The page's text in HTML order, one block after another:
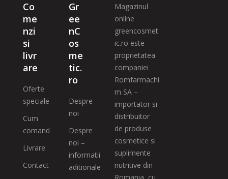
Co
me
nzi
si
livr
are
Oferte
speciale
Cum
comand
Livrare
Contact
Gr
ee
nC
os
me
tic.
ro
Despre
noi
Despre
noi –
informatii
aditionale
Magazinul
online
greencosmet
ic.ro este
proprietatea
companiei
Romfarmachi
m SA –
importator si
distribuitor
de produse
cosmetice si
suplimente
nutritive din